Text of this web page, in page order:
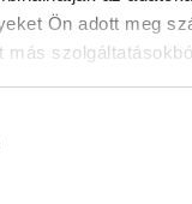
Ön adott meg
más